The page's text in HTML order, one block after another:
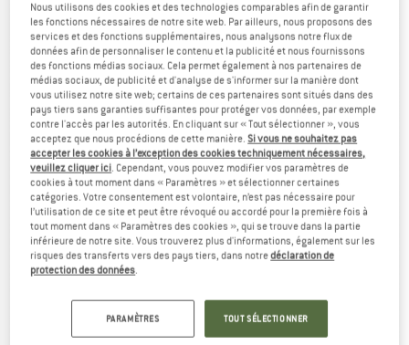
Nous utilisons des cookies et des technologies comparables afin de garantir
les fonctions nécessaires de notre site web. Par ailleurs, nous proposons des
services et des fonctions supplémentaires, nous analysons notre flux de
données afin de personnaliser le contenu et la publicité et nous fournissons
des fonctions médias sociaux. Cela permet également à nos partenaires de
médias sociaux, de publicité et d'analyse de s'informer sur la manière dont
vous utilisez notre site web; certains de ces partenaires sont situés dans des
pays tiers sans garanties suffisantes pour protéger vos données, par exemple
contre l'accès par les autorités. En cliquant sur « Tout sélectionner », vous
acceptez que nous procédions de cette manière.Si vous ne souhaitez pas
accepter les cookies à l’exception des cookies techniquement nécessaires,
veuillez cliquer ici. Cependant, vous pouvez modifier vos paramètres de
cookies à tout moment dans « Paramètres » et sélectionner certaines
catégories. Votre consentement est volontaire, n’est pas nécessaire pour
l’utilisation de ce site et peut être révoqué ou accordé pour la première fois à
tout moment dans « Paramètres des cookies », qui se trouve dans la partie
inférieure de notre site. Vous trouverez plus d'informations, également sur les
risques des transferts vers des pays tiers, dans notredéclaration de
protection des données.
PARAMÈTRES TOUT SÉLECTIONNER